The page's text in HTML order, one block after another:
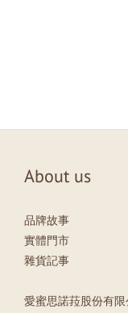
About us
品牌故事
實體門市
雜貨記事
愛蜜思諾菈股份有限